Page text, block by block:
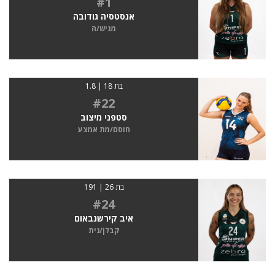
אנסטסיה גודובה
מגיש/ה
בת 18 | 1.8
#22
סטפני מיצוב
חוסם/מת אמצע
בת 26 | 191
#24
איב קירשנבאום
קבלן/נית